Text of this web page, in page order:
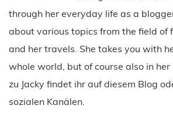
through her everyday life as a
about various topics from the field of
and her travels. She takes you with
whole world, but of course also in her
zu Jacky findet ihr auf diesem Blog
sozialen Kanälen.